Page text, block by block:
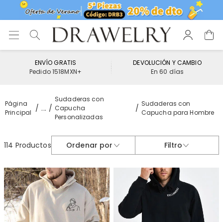
ENVÍO GRATIS
Pedido 1518MXN+
DEVOLUCIÓN Y CAMBIO
En 60 días
Página
Principal
...
Sudaderas con
Capucha
Personalizadas
Sudaderas con
Capucha para Hombre
114 Productos Ordenar por Filtro